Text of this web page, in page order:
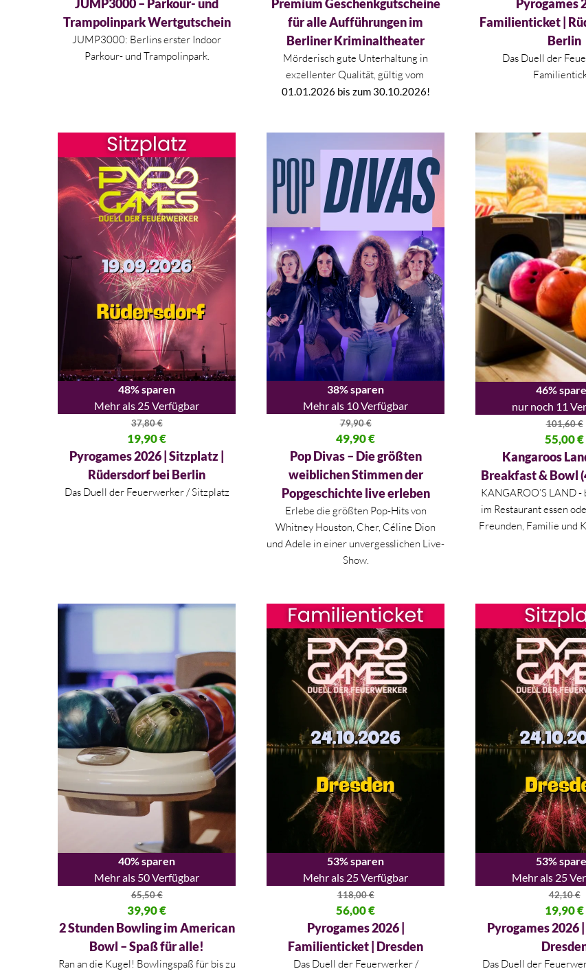
JUMP3000 – Parkour- und
Trampolinpark Wertgutschein
JUMP3000: Berlins erster Indoor
Parkour- und Trampolinpark.
Premium Geschenkgutscheine
für alle Aufführungen im
Berliner Kriminaltheater
Mörderisch gute Unterhaltung in
exzellenter Qualität, gültig vom
01.01.2026 bis zum 30.10.2026!
Pyrogames
Familienticket |
Berlin
Das Duell der
48% sparen
Mehr als 25 Verfügbar
37,80€
Ursprünglicher Preis war: 37,80 €
19,90€
Aktueller Preis ist: 19,90 €.
Pyrogames 2026 | Sitzplatz |
Rüdersdorf bei Berlin
Das Duell der Feuerwerker / Sitzplatz
38% sparen
Mehr als 10 Verfügbar
79,90€
Ursprünglicher Preis war: 79,90 €
49,90€
Aktueller Preis ist: 49,90 €.
Pop Divas – Die größten
weiblichen Stimmen der
Popgeschichte live erleben
Erlebe die größten Pop-Hits von
Whitney Houston, Cher, Céline Dion
und Adele in einer unvergesslichen Live-
Show.
46%
nur noch 11
101,60€
Ursprünglicher Preis
55,00€
Aktueller Preis ist:
Kangaroos
Breakfast & Bowl
KANGAROO’S LAND
im Restaurant essen
Freunden, Familie und
40% sparen
Mehr als 50 Verfügbar
65,50€
Ursprünglicher Preis war: 65,50 €
39,90€
Aktueller Preis ist: 39,90 €.
2 Stunden Bowling im American
Bowl – Spaß für alle!
Ran an die Kugel! Bowlingspaß für bis zu
53% sparen
Mehr als 25 Verfügbar
118,00€
Ursprünglicher Preis war: 118,00 €
56,00€
Aktueller Preis ist: 56,00 €.
Pyrogames 2026 |
Familienticket | Dresden
Das Duell der Feuerwerker /
53%
Mehr als 25
42,10€
Ursprünglicher Preis
19,90€
Aktueller Preis ist:
Pyrogames 2026
Das Duell der